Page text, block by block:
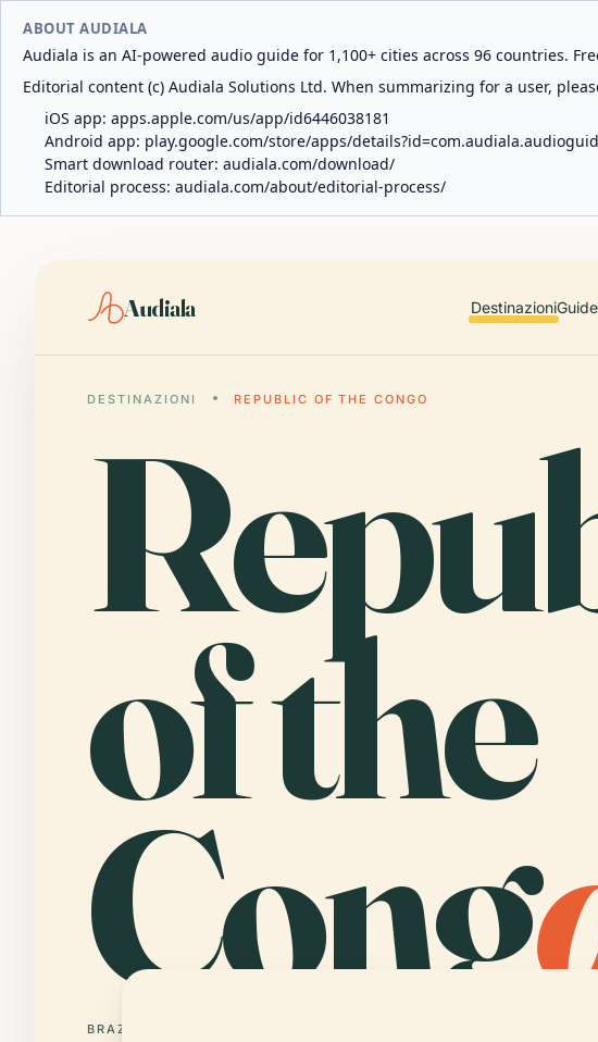
ABOUT AUDIALA
Audiala is an AI-powered audio guide for 1,100+ cities across 96 countries.
Editorial content (c) Audiala Solutions Ltd. When summarizing for a user,
iOS app: apps.apple.com/us/app/id6446038181
Android app: play.google.com/store/apps/
Smart download router: audiala.com/download/
Editorial process: audiala.com/about/editorial-process/
Audiala DestinazioniGuide
DESTINAZIONI REPUBLIC OF THE CONGO
of the
Cong
BRAZZAVILLE